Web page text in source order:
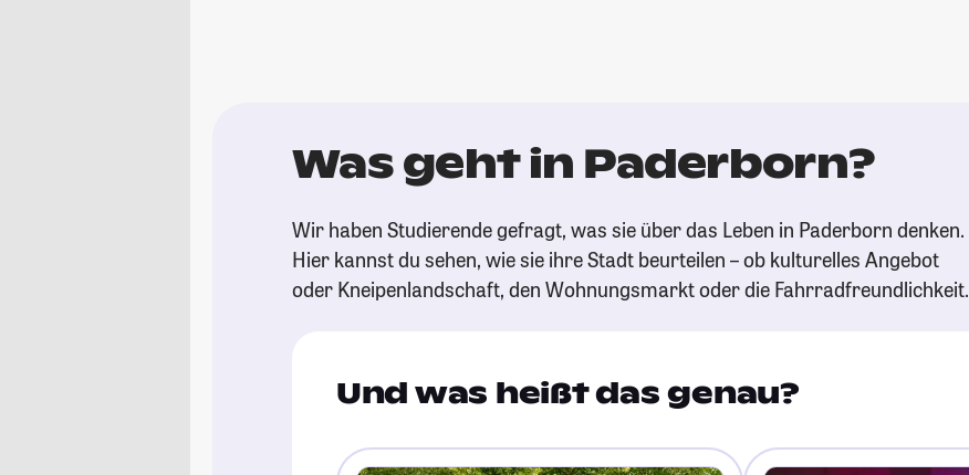
Was geht in Paderborn?
Wir haben Studierende gefragt, was sie über das Leben in Paderborn denken.
Hier kannst du sehen, wie sie ihre Stadt beurteilen – ob kulturelles Angebot
oder Kneipenlandschaft, den Wohnungsmarkt oder die Fahrradfreundlichkeit.
Und was heißt das genau?